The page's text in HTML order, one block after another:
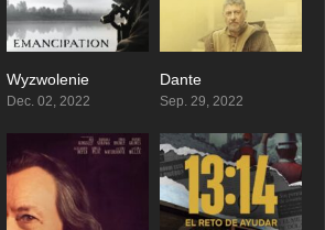
Wyzwolenie
Dec. 02, 2022
Dante
Sep. 29, 2022